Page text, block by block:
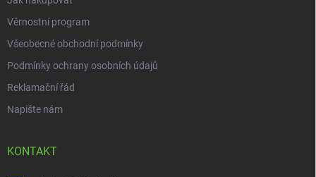
Věrnostní program
Všeobecné obchodní podmínky
Podmínky ochrany osobních údajů
Reklamační řád
Napište nám
KONTAKT